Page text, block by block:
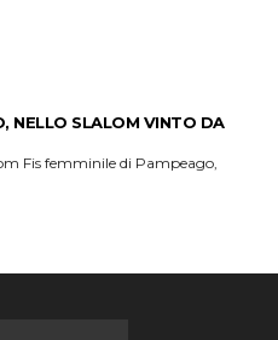
NELLO SLALOM VINTO DA
Fis femminile di Pampeago,